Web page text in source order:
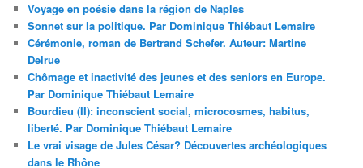
Voyage en poésie dans la région de Naples
Sonnet sur la politique. Par Dominique Thiébaut Lemaire
Cérémonie, roman de Bertrand Schefer. Auteur: Martine
Delrue
Chômage et inactivité des jeunes et des seniors en Europe.
Par Dominique Thiébaut Lemaire
Bourdieu (II): inconscient social, microcosmes, habitus,
liberté. Par Dominique Thiébaut Lemaire
Le vrai visage de Jules César? Découvertes archéologiques
dans le Rhône